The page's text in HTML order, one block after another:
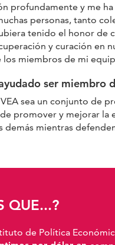
profundamente y me
personas, tanto
tenido el honor de
y curación en
los miembros de mi
ser miembro
sea un conjunto de
promover y mejorar la
demás mientras
QUE...?
de Política